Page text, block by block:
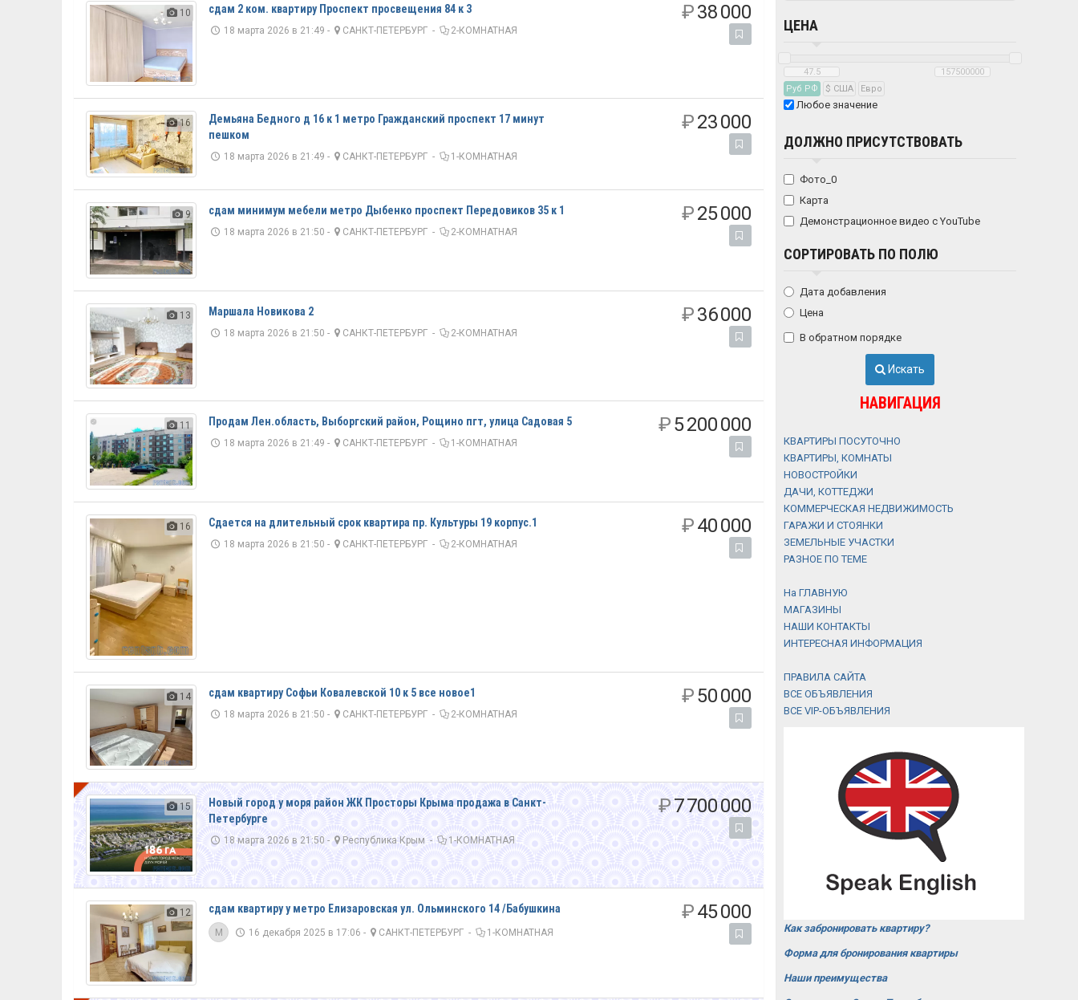
10 сдам 2 ком. квартиру Проспект просвещения 84 к 3
18 марта 2026 в 21:49 - САНКТ-ПЕТЕРБУРГ - 2-КОМНАТНАЯ
₽38 000
16
Демьяна Бедного д 16 к 1 метро Гражданский проспект 17 минут
пешком
18 марта 2026 в 21:49 - САНКТ-ПЕТЕРБУРГ - 1-КОМНАТНАЯ
₽23 000
9 сдам минимум мебели метро Дыбенко проспект Передовиков 35 к 1
18 марта 2026 в 21:50 - САНКТ-ПЕТЕРБУРГ - 2-КОМНАТНАЯ
₽25 000
13 Маршала Новикова 2
18 марта 2026 в 21:50 - САНКТ-ПЕТЕРБУРГ - 2-КОМНАТНАЯ
₽36 000
11 Продам Лен.область, Выборгский район, Рощино пгт, улица Садовая 5
18 марта 2026 в 21:49 - САНКТ-ПЕТЕРБУРГ - 1-КОМНАТНАЯ
₽5 200 000
16 Сдается на длительный срок квартира пр. Культуры 19 корпус.1
18 марта 2026 в 21:50 - САНКТ-ПЕТЕРБУРГ - 2-КОМНАТНАЯ
₽40 000
14 сдам квартиру Софьи Ковалевской 10 к 5 все новое1
18 марта 2026 в 21:50 - САНКТ-ПЕТЕРБУРГ - 2-КОМНАТНАЯ
₽50 000
15
Новый город у моря район ЖК Просторы Крыма продажа в Санкт-
Петербурге
18 марта 2026 в 21:50 - Республика Крым - 1-КОМНАТНАЯ
₽7 700 000
12 сдам квартиру у метро Елизаровская ул. Ольминского 14 /Бабушкина
M 16 декабря 2025 в 17:06 - САНКТ-ПЕТЕРБУРГ - 1-КОМНАТНАЯ
₽45 000
ЦЕНА
Руб РФ $ США Eвро
Любое значение
ДОЛЖНО ПРИСУТСТВОВАТЬ
Фото_0
Карта
Демонстрационное видео с YouTube
СОРТИРОВАТЬ ПО ПОЛЮ
Дата добавления
Цена
В обратном порядке
Искать
НАВИГАЦИЯ
КВАРТИРЫ ПОСУТОЧНО
КВАРТИРЫ, КОМНАТЫ
НОВОСТРОЙКИ
ДАЧИ, КОТТЕДЖИ
КОММЕРЧЕСКАЯ НЕДВИЖИМОСТЬ
ГАРАЖИ И СТОЯНКИ
ЗЕМЕЛЬНЫЕ УЧАСТКИ
РАЗНОЕ ПО ТЕМЕ
На ГЛАВНУЮ
МАГАЗИНЫ
НАШИ КОНТАКТЫ
ИНТЕРЕСНАЯ ИНФОРМАЦИЯ
ПРАВИЛА САЙТА
ВСЕ ОБЪЯВЛЕНИЯ
ВСЕ VIP-ОБЪЯВЛЕНИЯ
Как забронировать квартиру?
Форма для бронирования квартиры
Наши преимущества